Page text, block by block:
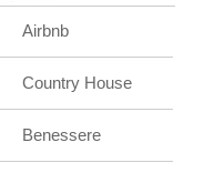
Airbnb
Country House
Benessere